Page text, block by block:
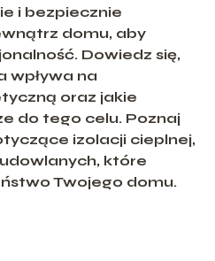
i bezpiecznie
domu, aby
Dowiedz się,
wpływa na
oraz jakie
do tego celu. Poznaj
izolacji cieplnej,
które
Twojego domu.